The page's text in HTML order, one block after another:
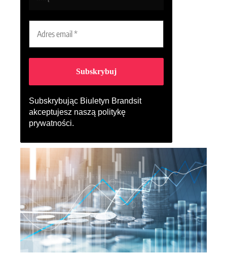
Subskrybując Biuletyn Brandsit
akceptujesz naszą politykę
prywatności.